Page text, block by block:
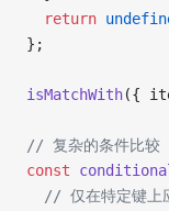
  return
};
isMatchWith({
// 复杂的条件比较
const
// 仅在特定键上